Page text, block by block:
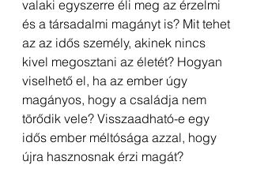
valaki egyszerre éli meg az érzelmi
és a társadalmi magányt is? Mit tehet
az az idős személy, akinek nincs
kivel megosztani az életét? Hogyan
viselhető el, ha az ember úgy
magányos, hogy a családja nem
törődik vele? Visszaadható-e egy
idős ember méltósága azzal, hogy
újra hasznosnak érzi magát?